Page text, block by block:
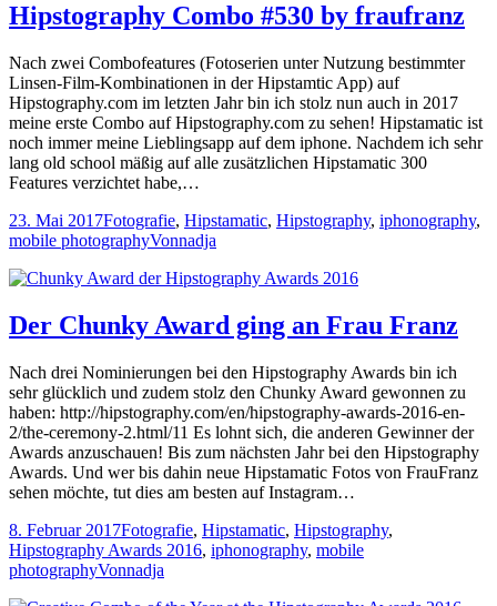
Hipstography Combo #530 by fraufranz
Nach zwei Combofeatures (Fotoserien unter Nutzung bestimmter
Linsen-Film-Kombinationen in der Hipstamtic App) auf
Hipstography.com im letzten Jahr bin ich stolz nun auch in 2017
meine erste Combo auf Hipstography.com zu sehen! Hipstamatic ist
noch immer meine Lieblingsapp auf dem iphone. Nachdem ich sehr
lang old school mäßig auf alle zusätzlichen Hipstamatic 300
Features verzichtet habe,…
23. Mai 2017Fotografie, Hipstamatic, Hipstography, iphonography,
mobile photographyVonnadja
Der Chunky Award ging an Frau Franz
Nach drei Nominierungen bei den Hipstography Awards bin ich
sehr glücklich und zudem stolz den Chunky Award gewonnen zu
haben: http://hipstography.com/en/hipstography-awards-2016-en-
2/the-ceremony-2.html/11 Es lohnt sich, die anderen Gewinner der
Awards anzuschauen! Bis zum nächsten Jahr bei den Hipstography
Awards. Und wer bis dahin neue Hipstamatic Fotos von FrauFranz
sehen möchte, tut dies am besten auf Instagram…
8. Februar 2017Fotografie, Hipstamatic, Hipstography,
Hipstography Awards 2016, iphonography, mobile
photographyVonnadja